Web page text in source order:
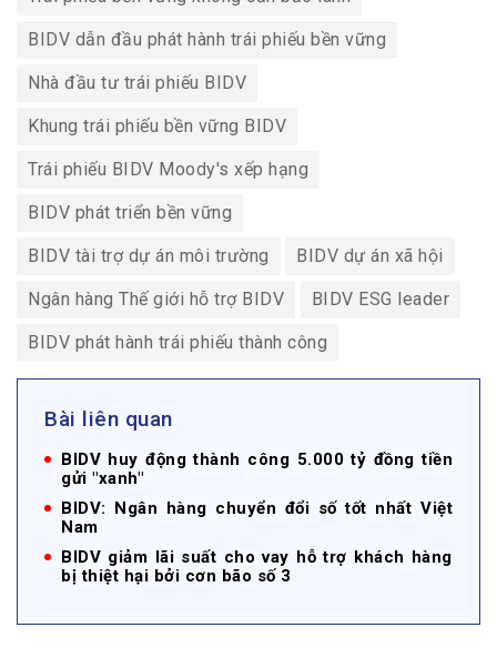
BIDV dẫn đầu phát hành trái phiếu bền vững
Nhà đầu tư trái phiếu BIDV
Khung trái phiếu bền vững BIDV
Trái phiếu BIDV Moody's xếp hạng
BIDV phát triển bền vững
BIDV tài trợ dự án môi trường BIDV dự án xã hội
Ngân hàng Thế giới hỗ trợ BIDV BIDV ESG leader
BIDV phát hành trái phiếu thành công
Bài liên quan
BIDV huy động thành công 5.000 tỷ đồng tiền
gửi "xanh"
BIDV: Ngân hàng chuyển đổi số tốt nhất Việt
Nam
BIDV giảm lãi suất cho vay hỗ trợ khách hàng
bị thiệt hại bởi cơn bão số 3